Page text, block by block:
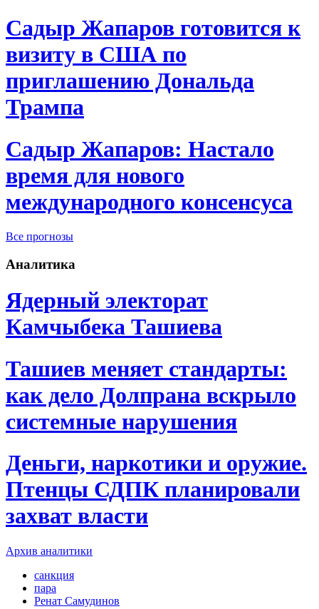
Садыр Жапаров готовится к
визиту в США по
приглашению Дональда
Трампа
Садыр Жапаров: Настало
время для нового
международного консенсуса
Все прогнозы
Аналитика
Ядерный электорат
Камчыбека Ташиева
Ташиев меняет стандарты:
как дело Долпрана вскрыло
системные нарушения
Деньги, наркотики и оружие.
Птенцы СДПК планировали
захват власти
Архив аналитики
санкция
пара
Ренат Самудинов